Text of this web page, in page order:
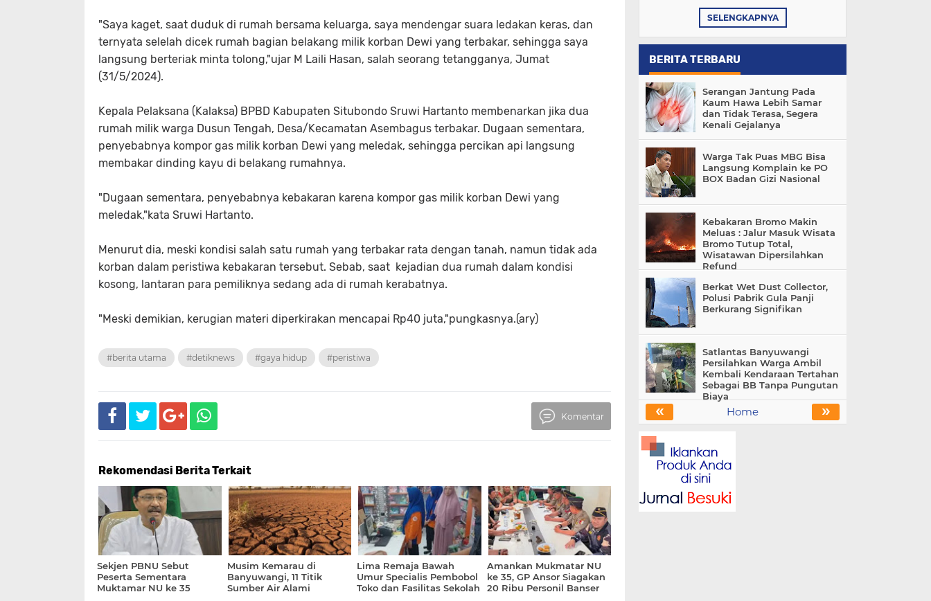
"Saya kaget, saat duduk di rumah bersama keluarga, saya mendengar suara ledakan keras, dan
ternyata selelah dicek rumah bagian belakang milik korban Dewi yang terbakar, sehingga saya
langsung berteriak minta tolong,"ujar M Laili Hasan, salah seorang tetangganya, Jumat
(31/5/2024).
Kepala Pelaksana (Kalaksa) BPBD Kabupaten Situbondo Sruwi Hartanto membenarkan jika dua
rumah milik warga Dusun Tengah, Desa/Kecamatan Asembagus terbakar. Dugaan sementara,
penyebabnya kompor gas milik korban Dewi yang meledak, sehingga percikan api langsung
membakar dinding kayu di belakang rumahnya.
"Dugaan sementara, penyebabnya kebakaran karena kompor gas milik korban Dewi yang
meledak,"kata Sruwi Hartanto.
Menurut dia, meski kondisi salah satu rumah yang terbakar rata dengan tanah, namun tidak ada
korban dalam peristiwa kebakaran tersebut. Sebab, saat kejadian dua rumah dalam kondisi
kosong, lantaran para pemiliknya sedang ada di rumah kerabatnya.
"Meski demikian, kerugian materi diperkirakan mencapai Rp40 juta,"pungkasnya.(ary)
#berita utama #detiknews #gaya hidup #peristiwa
Komentar
Rekomendasi Berita Terkait
Sekjen PBNU Sebut
Peserta Sementara
Muktamar NU ke 35
Musim Kemarau di
Banyuwangi, 11 Titik
Sumber Air Alami
Lima Remaja Bawah
Umur Specialis Pembobol
Toko dan Fasilitas Sekolah
Amankan Mukmatar NU
ke 35, GP Ansor Siagakan
20 Ribu Personil Banser
SELENGKAPNYA
BERITA TERBARU
Serangan Jantung Pada
Kaum Hawa Lebih Samar
dan Tidak Terasa, Segera
Kenali Gejalanya
Warga Tak Puas MBG Bisa
Langsung Komplain ke PO
BOX Badan Gizi Nasional
Kebakaran Bromo Makin
Meluas : Jalur Masuk Wisata
Bromo Tutup Total,
Wisatawan Dipersilahkan
Refund
Berkat Wet Dust Collector,
Polusi Pabrik Gula Panji
Berkurang Signifikan
Satlantas Banyuwangi
Persilahkan Warga Ambil
Kembali Kendaraan Tertahan
Sebagai BB Tanpa Pungutan
Biaya
« »
Home